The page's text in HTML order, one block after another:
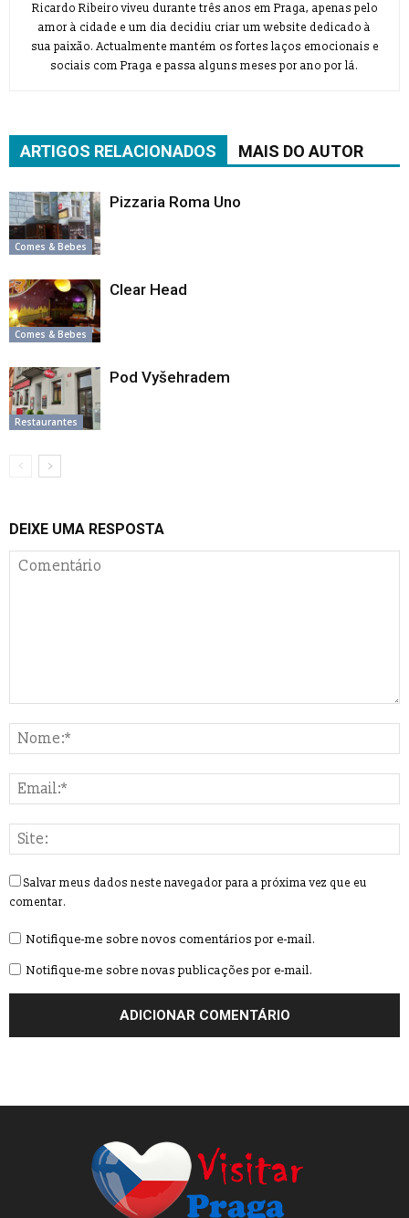
Ricardo Ribeiro viveu durante três anos em Praga, apenas pelo
amor à cidade e um dia decidiu criar um website dedicado à
sua paixão. Actualmente mantém os fortes laços emocionais e
sociais com Praga e passa alguns meses por ano por lá.
ARTIGOS RELACIONADOS MAIS DO AUTOR
Comes & Bebes
Pizzaria Roma Uno
Comes & Bebes
Clear Head
Restaurantes
Pod Vyšehradem
DEIXE UMA RESPOSTA
Salvar meus dados neste navegador para a próxima vez que eu
comentar.
Notifique-me sobre novos comentários por e-mail.
Notifique-me sobre novas publicações por e-mail.